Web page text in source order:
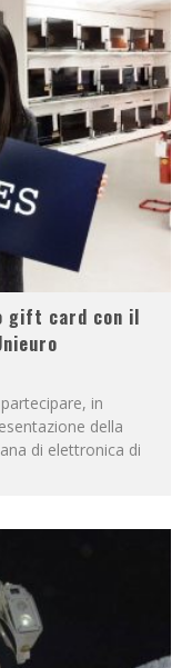
gift card con il
in
della
di elettronica di